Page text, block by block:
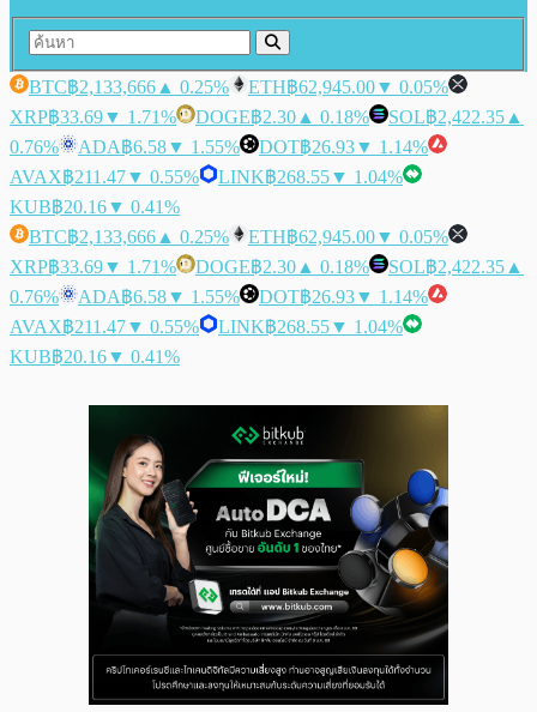
BTC฿2,133,666 ▲ 0.25% ETH฿62,945.00▼ 0.05%
XRP฿33.69▼ 1.71% DOGE฿2.30 ▲ 0.18% SOL฿2,422.35 ▲
0.76%
ADA฿6.58▼ 1.55% DOT฿26.93▼ 1.14%
AVAX฿211.47▼ 0.55% LINK฿268.55▼ 1.04%
KUB฿20.16▼ 0.41%
BTC฿2,133,666 ▲ 0.25% ETH฿62,945.00▼ 0.05%
XRP฿33.69▼ 1.71% DOGE฿2.30 ▲ 0.18% SOL฿2,422.35 ▲
0.76%
ADA฿6.58▼ 1.55% DOT฿26.93▼ 1.14%
AVAX฿211.47▼ 0.55% LINK฿268.55▼ 1.04%
KUB฿20.16▼ 0.41%